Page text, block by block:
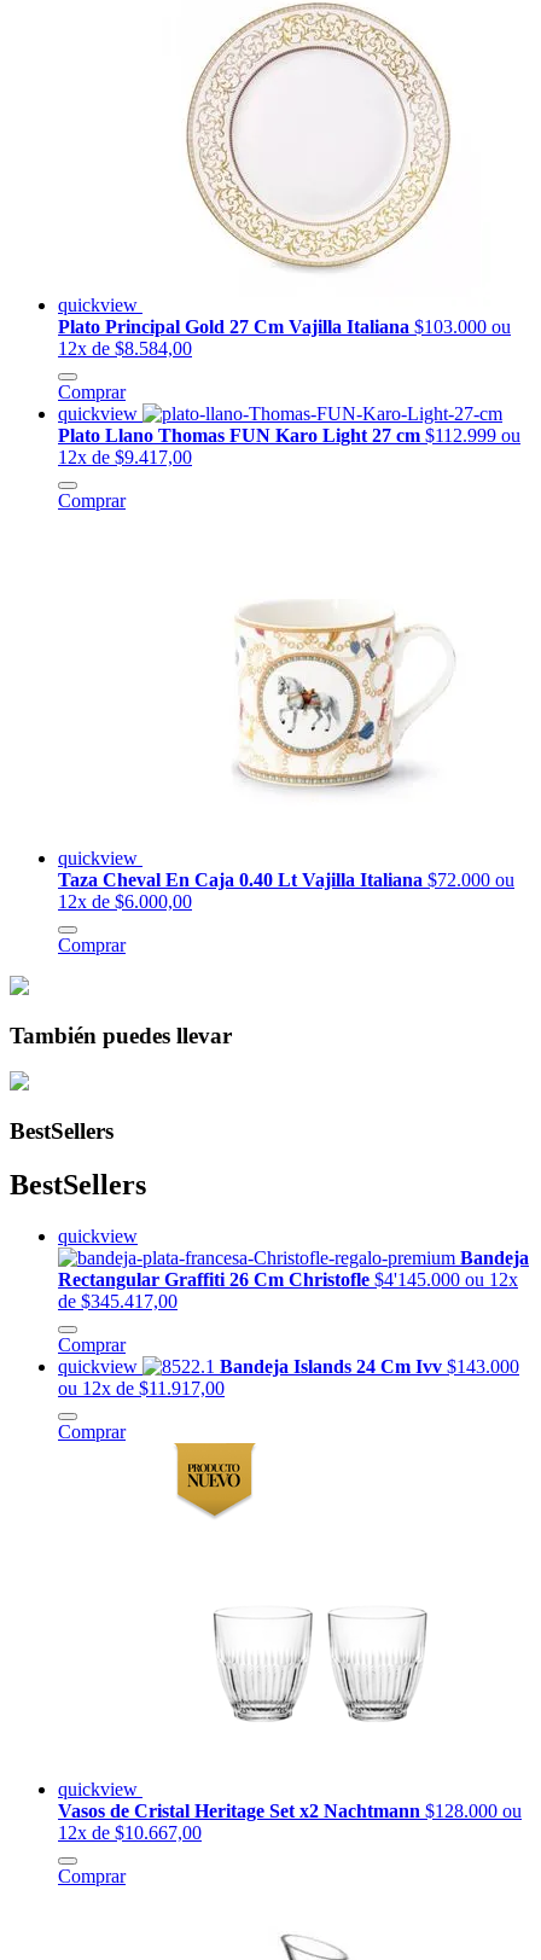
quickview
Plato Principal Gold 27 Cm Vajilla Italiana $103.000 ou
12x de $8.584,00
Comprar
quickview
Plato Llano Thomas FUN Karo Light 27 cm $112.999 ou
12x de $9.417,00
Comprar
quickview
Taza Cheval En Caja 0.40 Lt Vajilla Italiana $72.000 ou
12x de $6.000,00
Comprar
También puedes llevar
BestSellers
BestSellers
quickview
Bandeja
Rectangular Graffiti 26 Cm Christofle $4'145.000 ou 12x
de $345.417,00
Comprar
quickview
Bandeja Islands 24 Cm Ivv $143.000
ou 12x de $11.917,00
Comprar
quickview
Vasos de Cristal Heritage Set x2 Nachtmann $128.000 ou
12x de $10.667,00
Comprar